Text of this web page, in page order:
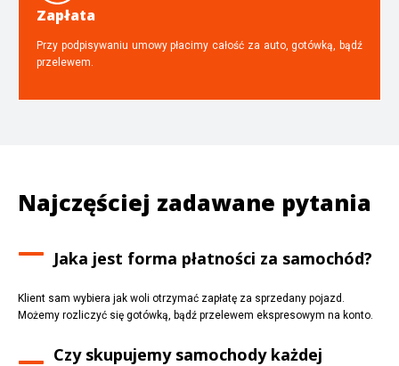
Zapłata
Przy podpisywaniu umowy płacimy całość za auto, gotówką, bądź
przelewem.
Najczęściej zadawane pytania
Jaka jest forma płatności za samochód?
Klient sam wybiera jak woli otrzymać zapłatę za sprzedany pojazd.
Możemy rozliczyć się gotówką, bądź przelewem ekspresowym na konto.
Czy skupujemy samochody każdej